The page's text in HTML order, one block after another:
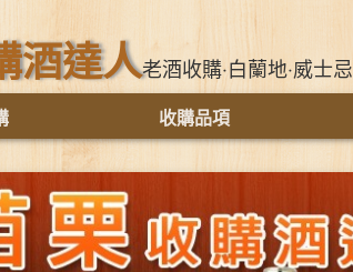
酒達人老酒收購‧白蘭地‧威士忌
收購品項